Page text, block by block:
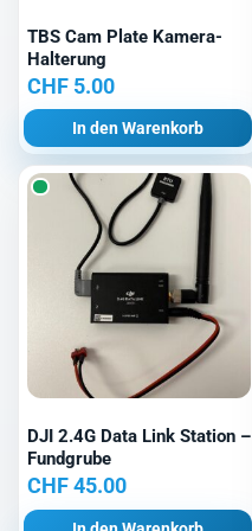
TBS Cam Plate Kamera-
Halterung
CHF 5.00
In den Warenkorb
DJI 2.4G Data Link Station –
Fundgrube
CHF45.00